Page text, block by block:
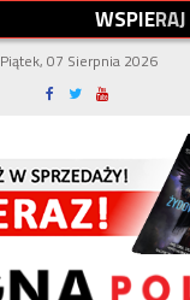
WSPIERAJ
Piątek, 07 Sierpnia 2026